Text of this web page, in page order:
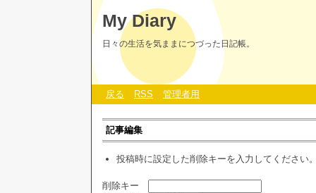
My Diary
日々の生活を気ままにつづった日記帳。
戻る RSS 管理者用
記事編集
投稿時に設定した削除キーを入力してください
削除キー